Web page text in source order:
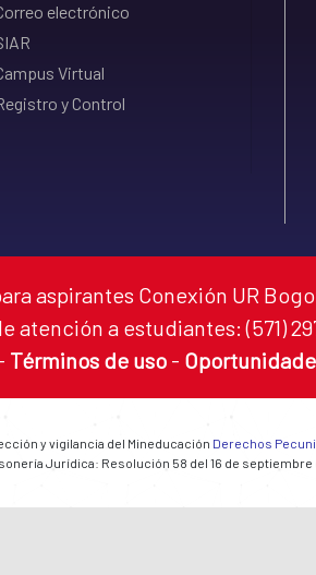
electrónico
Virtual
y Control
aspirantes Conexión UR
atención a estudiantes: (571)
Términos de uso -
y vigilancia del Mineducación Derechos
Jurídica: Resolución 58 del 16 de septiembre